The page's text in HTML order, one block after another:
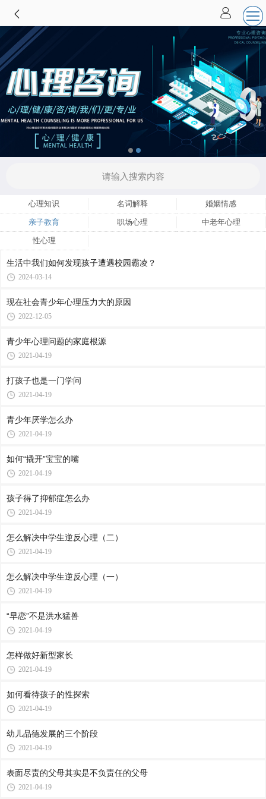
心理知识 名词解释 婚姻情感
亲子教育 职场心理 中老年心理
性心理
生活中我们如何发现孩子遭遇校园霸凌？
2024-03-14
现在社会青少年心理压力大的原因
2022-12-05
青少年心理问题的家庭根源
2021-04-19
打孩子也是一门学问
2021-04-19
青少年厌学怎么办
2021-04-19
如何“撬开”宝宝的嘴
2021-04-19
孩子得了抑郁症怎么办
2021-04-19
怎么解决中学生逆反心理（二）
2021-04-19
怎么解决中学生逆反心理（一）
2021-04-19
“早恋”不是洪水猛兽
2021-04-19
怎样做好新型家长
2021-04-19
如何看待孩子的性探索
2021-04-19
幼儿品德发展的三个阶段
2021-04-19
表面尽责的父母其实是不负责任的父母
2021-04-19